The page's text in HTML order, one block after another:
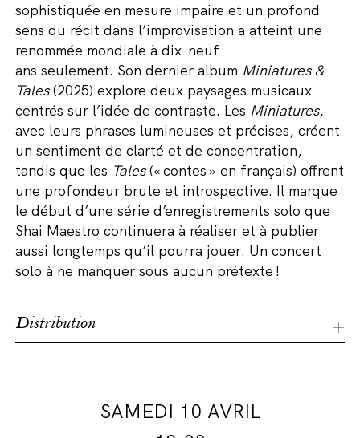
sophistiquée en mesure impaire et un profond
sens du récit dans l’improvisation a atteint une
renommée mondiale à dix-neuf
ans seulement. Son dernier album Miniatures &
Tales (2025) explore deux paysages musicaux
centrés sur l’idée de contraste. Les Miniatures,
avec leurs phrases lumineuses et précises, créent
un sentiment de clarté et de concentration,
tandis que les Tales (« contes » en français) offrent
une profondeur brute et introspective. Il marque
le début d’une série d’enregistrements solo que
Shai Maestro continuera à réaliser et à publier
aussi longtemps qu’il pourra jouer. Un concert
solo à ne manquer sous aucun prétexte !
Distribution
SAMEDI 10 AVRIL